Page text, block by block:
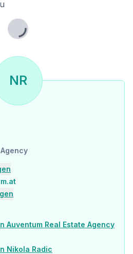
/ Quelle: OpenStreetMap
Lade...
NR
Auventum Real Estate Agency
Nikola Radic